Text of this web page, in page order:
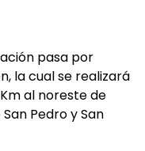
pasa por
la cual se realizará
al noreste de
Pedro y San